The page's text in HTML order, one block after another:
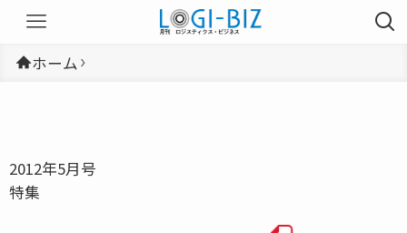
ホーム
2012年5月号
特集